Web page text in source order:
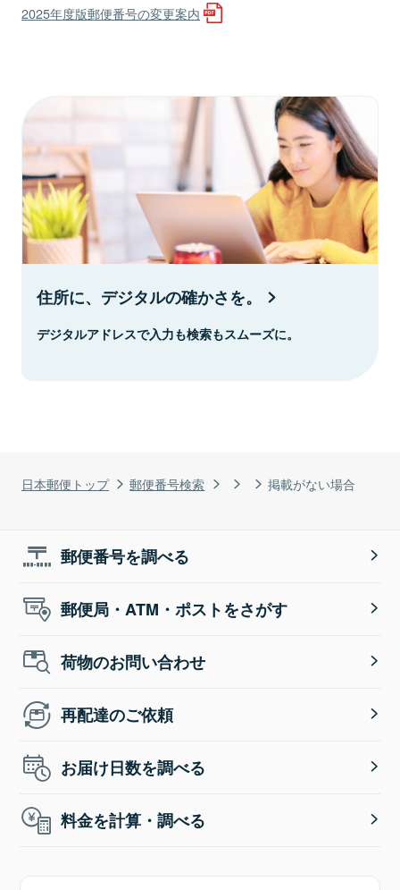
日本郵便トップ 郵便番号検索 掲載がない場合
2025年度版郵便番号の変更案内
住所に、デジタルの確かさを。
デジタルアドレスで入力も検索もスムーズに。
郵便番号を調べる
郵便局・ATM・ポストをさがす
荷物のお問い合わせ
再配達のご依頼
お届け日数を調べる
料金を計算・調べる